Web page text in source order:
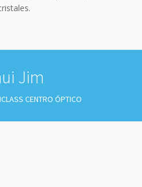
Jim
CENTRO ÓPTICO